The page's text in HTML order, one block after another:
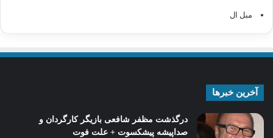
مبل ال
آخرین خبرها
درگذشت مظفر شافعی بازیگر کارگردان و
صداپیشه پیشکسوت + علت فوت